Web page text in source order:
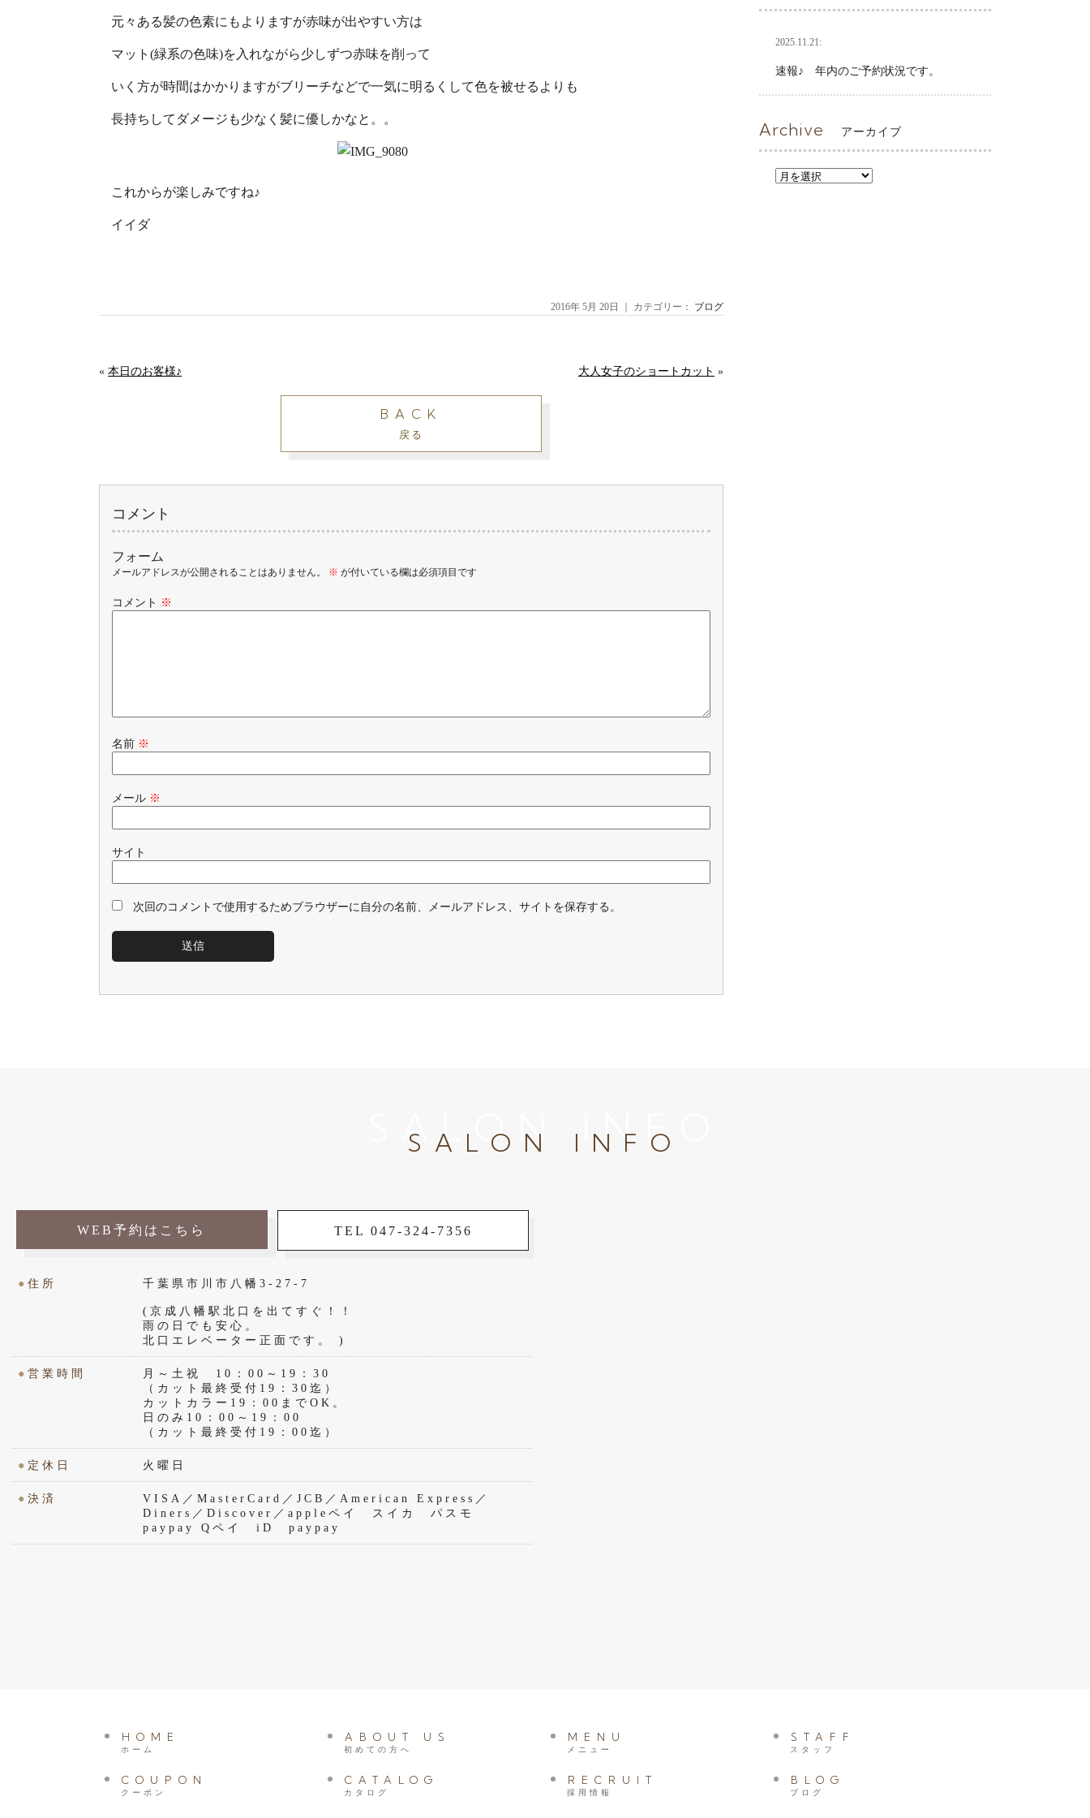
元々ある髪の色素にもよりますが赤味が出やすい方は
マット(緑系の色味)を入れながら少しずつ赤味を削って
いく方が時間はかかりますがブリーチなどで一気に明るくして色を被せるよりも
長持ちしてダメージも少なく髪に優しかなと。。
これからが楽しみですね♪
イイダ
2016年 5月 20日 ｜ カテゴリー： ブログ
« 本日のお客様♪ 大人女子のショートカット »
BACK
戻る
コメント
フォーム
メールアドレスが公開されることはありません。 ※ が付いている欄は必須項目です
コメント ※
名前 ※
メール ※
サイト
次回のコメントで使用するためブラウザーに自分の名前、メールアドレス、サイトを保存する。
2025.11.21:
速報♪ 年内のご予約状況です。
Archive アーカイブ
SALON INFO
SALON INFO
WEB予約はこちら TEL 047-324-7356
● 住所 千葉県市川市八幡3-27-7
(京成八幡駅北口を出てすぐ！！
雨の日でも安心。
北口エレベーター正面です。 )
● 営業時間
月～土祝 10：00～19：30
（カット最終受付19：30迄）
カットカラー19：00までOK。
日のみ10：00～19：00
（カット最終受付19：00迄）
● 定休日 火曜日
● 決済
VISA／MasterCard／JCB／American Express／
Diners／Discover／appleペイ スイカ パスモ
paypay Qペイ iD paypay
HOME
ホーム
ABOUT US
初めての方へ
MENU
メニュー
STAFF
スタッフ
COUPON
クーポン
CATALOG
カタログ
RECRUIT
採用情報
BLOG
ブログ